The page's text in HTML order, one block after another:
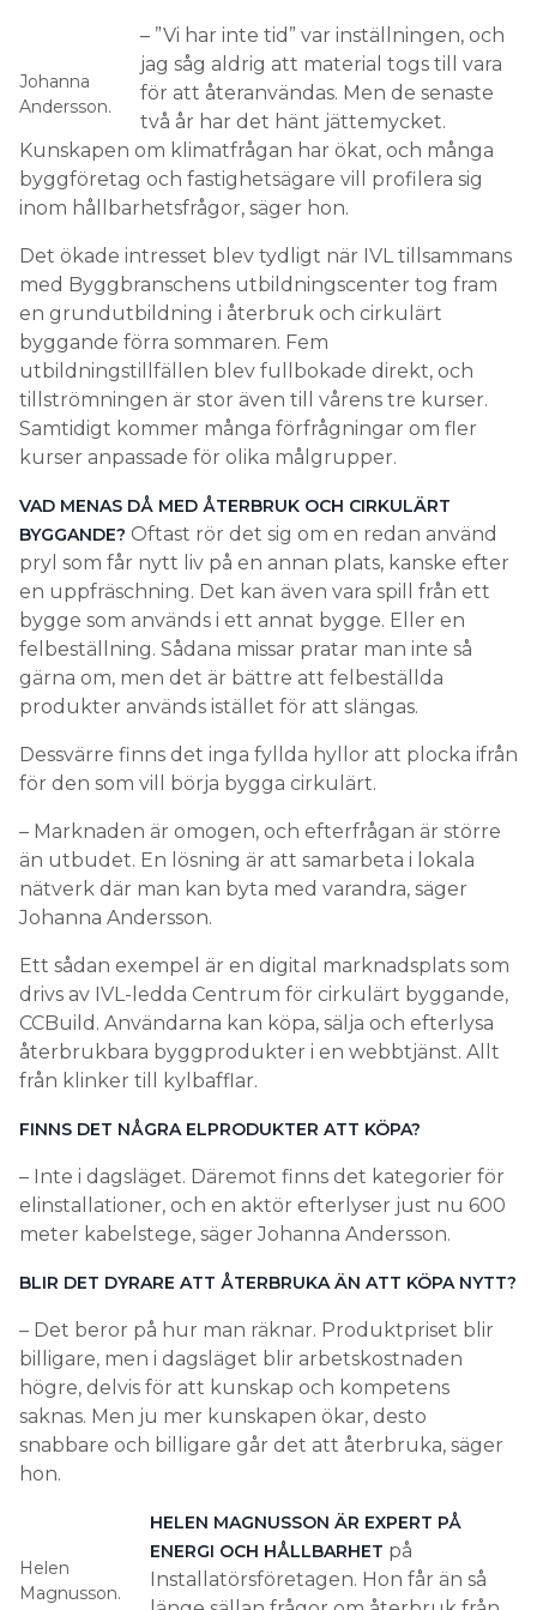
Johanna
Andersson.
– ”Vi har inte tid” var inställningen, och
jag såg aldrig att material togs till vara
för att återanvändas. Men de senaste
två år har det hänt jättemycket.
Kunskapen om klimatfrågan har ökat, och många
byggföretag och fastighetsägare vill profilera sig
inom hållbarhetsfrågor, säger hon.
Det ökade intresset blev tydligt när IVL tillsammans
med Byggbranschens utbildningscenter tog fram
en grundutbildning i återbruk och cirkulärt
byggande förra sommaren. Fem
utbildningstillfällen blev fullbokade direkt, och
tillströmningen är stor även till vårens tre kurser.
Samtidigt kommer många förfrågningar om fler
kurser anpassade för olika målgrupper.
VAD MENAS DÅ MED ÅTERBRUK OCH CIRKULÄRT
BYGGANDE? Oftast rör det sig om en redan använd
pryl som får nytt liv på en annan plats, kanske efter
en uppfräschning. Det kan även vara spill från ett
bygge som används i ett annat bygge. Eller en
felbeställning. Sådana missar pratar man inte så
gärna om, men det är bättre att felbeställda
produkter används istället för att slängas.
Dessvärre finns det inga fyllda hyllor att plocka ifrån
för den som vill börja bygga cirkulärt.
– Marknaden är omogen, och efterfrågan är större
än utbudet. En lösning är att samarbeta i lokala
nätverk där man kan byta med varandra, säger
Johanna Andersson.
Ett sådan exempel är en digital marknadsplats som
drivs av IVL-ledda Centrum för cirkulärt byggande,
CCBuild. Användarna kan köpa, sälja och efterlysa
återbrukbara byggprodukter i en webbtjänst. Allt
från klinker till kylbafflar.
FINNS DET NÅGRA ELPRODUKTER ATT KÖPA?
– Inte i dagsläget. Däremot finns det kategorier för
elinstallationer, och en aktör efterlyser just nu 600
meter kabelstege, säger Johanna Andersson.
BLIR DET DYRARE ATT ÅTERBRUKA ÄN ATT KÖPA NYTT?
– Det beror på hur man räknar. Produktpriset blir
billigare, men i dagsläget blir arbetskostnaden
högre, delvis för att kunskap och kompetens
saknas. Men ju mer kunskapen ökar, desto
snabbare och billigare går det att återbruka, säger
hon.
Helen
Magnusson.
HELEN MAGNUSSON ÄR EXPERT PÅ
ENERGI OCH HÅLLBARHET på
Installatörsföretagen. Hon får än så